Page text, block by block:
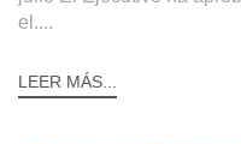
el....
LEER MÁS...